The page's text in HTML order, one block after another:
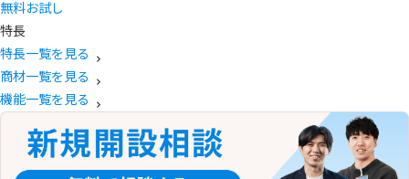
無料お試し
特長
特長一覧を見る
商材一覧を見る
機能一覧を見る